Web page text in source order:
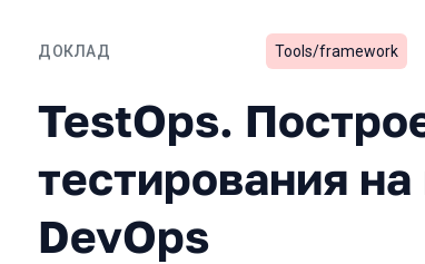
ДОКЛАД
TestOps.
Tools/framework
TestOps.
тестирования
DevOps